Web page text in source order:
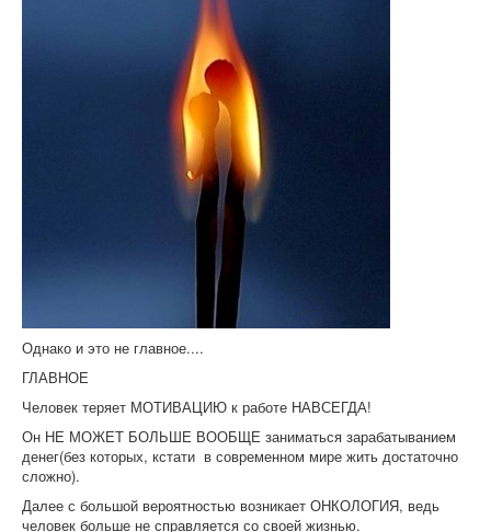
Однако и это не главное....
ГЛАВНОЕ
Человек теряет МОТИВАЦИЮ к работе НАВСЕГДА!
Он НЕ МОЖЕТ БОЛЬШЕ ВООБЩЕ заниматься зарабатыванием
денег(без которых, кстати в современном мире жить достаточно
сложно).
Далее с большой вероятностью возникает ОНКОЛОГИЯ, ведь
человек больше не справляется со своей жизнью.